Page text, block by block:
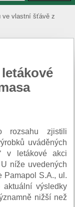
ve vlastní šťávě z
rozsahu zjistili
uváděných
v letákové akci
níže uvedených
Pamapol S.A., ul.
výsledky
nižší než